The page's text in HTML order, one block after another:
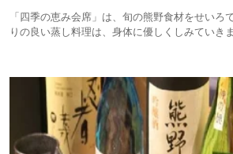
「四季の恵み会席」は、旬の熊野食材をせいろ
りの良い蒸し料理は、身体に優しくしみていきま